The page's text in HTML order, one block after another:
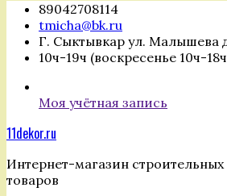
89042708114
tmicha@bk.ru
Г. Сыктывкар ул. Малышева
10ч-19ч (воскресенье 10ч-
Моя учётная запись
11dekor.ru
Интернет-магазин
товаров